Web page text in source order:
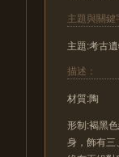
主題與關鍵
主題:考古
描述：
材質:陶
形制:褐黑
身，飾有